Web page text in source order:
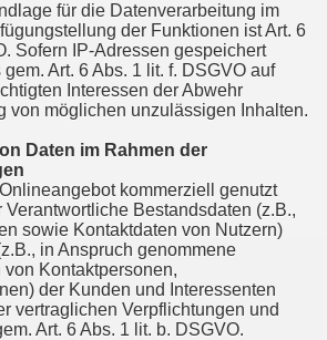
für die Datenverarbeitung im
der Funktionen ist Art. 6
Sofern IP-Adressen gespeichert
Art. 6 Abs. 1 lit. f. DSGVO auf
Interessen der Abwehr
von möglichen unzulässigen Inhalten.
Daten im Rahmen der
kommerziell genutzt
Verantwortliche Bestandsdaten (z.B.,
sowie Kontaktdaten von Nutzern)
in Anspruch genommene
Kontaktpersonen,
der Kunden und Interessenten
vertraglichen Verpflichtungen und
Art. 6 Abs. 1 lit. b. DSGVO.